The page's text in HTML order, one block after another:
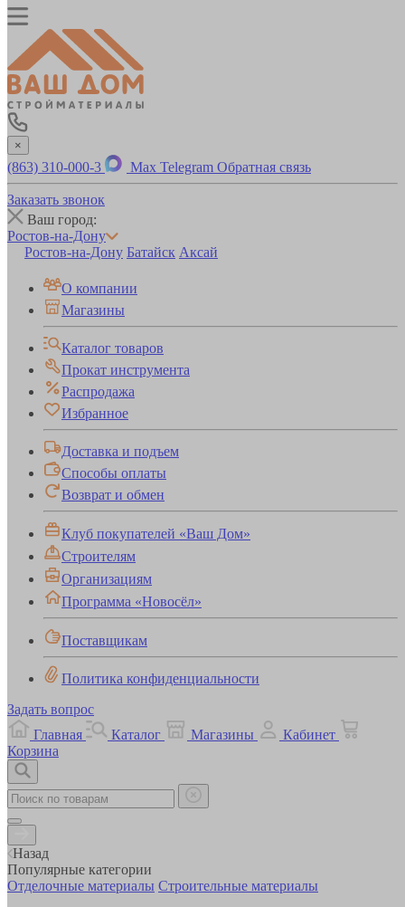
×
(863) 310-000-3 Max Telegram Обратная связь
Заказать звонок
Ваш город:
Ростов-на-Дону
Ростов-на-Дону Батайск Аксай
О компании
Магазины
Каталог товаров
Прокат инструмента
Распродажа
Избранное
Доставка и подъем
Способы оплаты
Возврат и обмен
Клуб покупателей «Ваш Дом»
Строителям
Организациям
Программа «Новосёл»
Поставщикам
Политика конфиденциальности
Задать вопрос
Главная
Каталог Магазины
Кабинет
Корзина
Назад
Популярные категории
Отделочные материалы Строительные материалы